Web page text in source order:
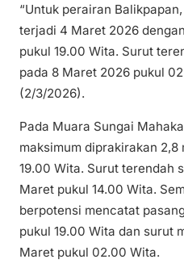
“Untuk perairan
terjadi 4 Maret 2026
pukul 19.00 Wita. Surut
pada 8 Maret 2026 pukul
(2/3/2026).
Pada Muara Sungai
maksimum diprakirakan
19.00 Wita. Surut terendah
Maret pukul 14.00 Wita.
berpotensi mencatat
pukul 19.00 Wita dan surut
Maret pukul 02.00 Wita.